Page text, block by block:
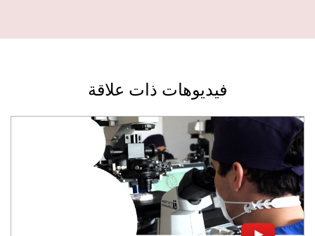
فيديوهات ذات علاقة